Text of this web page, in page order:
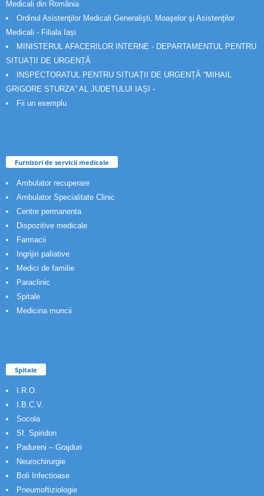
Medicali din România
Ordinul Asistenţilor Medicali Generalişti, Moaşelor şi Asistenţilor
Medicali - Filiala Iași
MINISTERUL AFACERILOR INTERNE - DEPARTAMENTUL PENTRU
SITUAȚII DE URGENȚĂ
INSPECTORATUL PENTRU SITUAȚII DE URGENȚĂ “MIHAIL
GRIGORE STURZA” AL JUDETULUI IAȘI -
Fii un exemplu
Furnizori de servicii medicale
Ambulator recuperare
Ambulator Specialitate Clinic
Centre permanenta
Dispozitive medicale
Farmacii
Ingrijiri paliative
Medici de familie
Paraclinic
Spitale
Medicina muncii
Spitale
I.R.O.
I.B.C.V.
Socola
Sf. Spiridon
Padureni – Grajduri
Neurochirurgie
Boli Infectioase
Pneumoftiziologie